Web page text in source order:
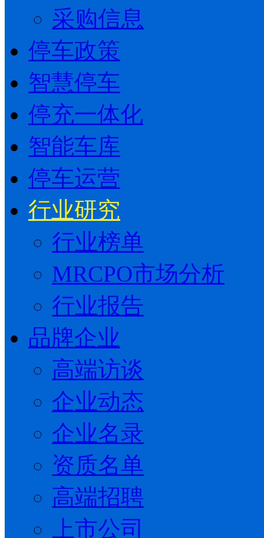
采购信息
停车政策
智慧停车
停充一体化
智能车库
停车运营
行业研究
行业榜单
MRCPO市场分析
行业报告
品牌企业
高端访谈
企业动态
企业名录
资质名单
高端招聘
上市公司